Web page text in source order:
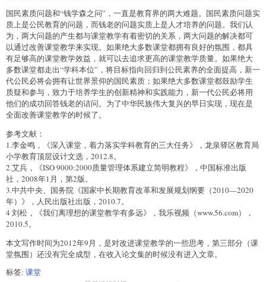
国民素质问题和“钱学森之问”，一直是教育界的两大难题。国民素质问题实
质上是公民教育的问题，而钱老的问题实质上是人才培养的问题。我们认
为，两大问题的产生都与课堂教学有着密切的关系，两大问题的解决都可
以通过改善课堂教学来实现。如果绝大多数课堂都拥有良好的氛围，都具
有足够高的课堂教学效益，就可以去追求更高的课堂教学质量。如果绝大
多数课堂都走出“学科本位”，将目标指向回归到公民素养的全面提高，新一
代公民必将会拥有让世界景仰的国民素质；如果绝大多数课堂都鼓励学生
质疑和参与，致力于培养学生的创新精神和实践能力，新一代公民必将用
他们的成功回答钱老的诘问。为了中华民族伟大复兴的早日实现，现在是
全面改善课堂教学的时候了。
参考文献：
1.李金鸣，《深入课堂，着力落实学科教育的三大任务》，龙泉驿区教育局
小学教育顶层设计文选，2012.8。
2.艾兵，《ISO 9000:2000质量管理体系建立简明教程》，中国标准出版
社，2008年1月，第2版。
3.中共中央、国务院《国家中长期教育改革和发展规划纲要（2010—2020
年）》，人民出版社出版，2010.7。
4 刘松，《我们离理想的课堂教学有多远》，我乐视频（www.56.com），
2010.5。
本文写作时间为2012年9月，是对改进课堂教学的一些思考，第三部分（课
堂氛围）还没有完全成型，在收入论文集的时候没有进入文章。
标签: 课堂